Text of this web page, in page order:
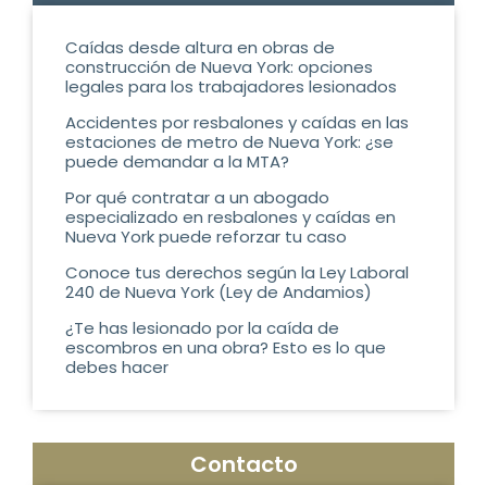
Caídas desde altura en obras de
construcción de Nueva York: opciones
legales para los trabajadores lesionados
Accidentes por resbalones y caídas en las
estaciones de metro de Nueva York: ¿se
puede demandar a la MTA?
Por qué contratar a un abogado
especializado en resbalones y caídas en
Nueva York puede reforzar tu caso
Conoce tus derechos según la Ley Laboral
240 de Nueva York (Ley de Andamios)
¿Te has lesionado por la caída de
escombros en una obra? Esto es lo que
debes hacer
Contacto